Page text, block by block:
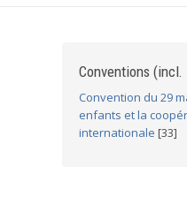
Conventions
Convention du 29
enfants et la
internationale [33]